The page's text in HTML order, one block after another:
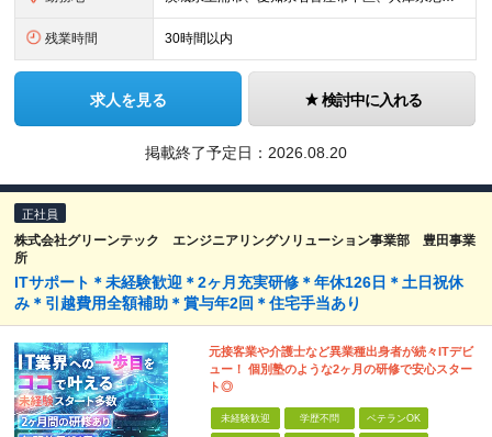
残業時間 30時間以内
求人を見る 検討中に入れる
掲載終了予定日： 2026.08.20
正社員
株式会社グリーンテック エンジニアリングソリューション事業部 豊田事業
所
ITサポート＊未経験歓迎＊2ヶ月充実研修＊年休126日＊土日祝休
み＊引越費用全額補助＊賞与年2回＊住宅手当あり
元接客業や介護士など異業種出身者が続々ITデビ
ュー！ 個別塾のような2ヶ月の研修で安心スター
ト◎
未経験歓迎 学歴不問 ベテランOK